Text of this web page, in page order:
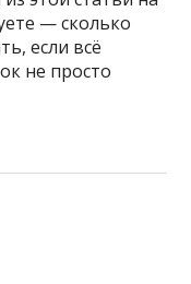
— сколько
если всё
не просто